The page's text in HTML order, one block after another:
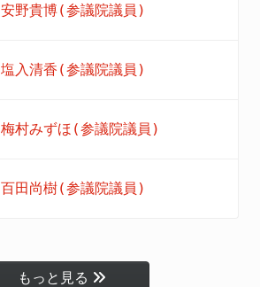
安野貴博(参議院議員)
塩入清香(参議院議員)
梅村みずほ(参議院議員)
百田尚樹(参議院議員)
もっと見る